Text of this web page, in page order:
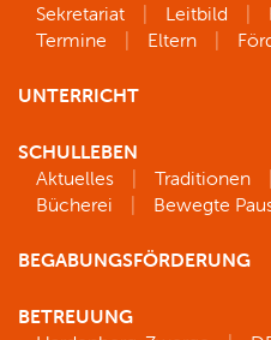
Sekretariat
Leitbild
Termine
Eltern
UNTERRICHT
SCHULLEBEN
Aktuelles
Traditionen
Bücherei
Bewegte
BEGABUNGSFÖRDERUNG
BETREUUNG